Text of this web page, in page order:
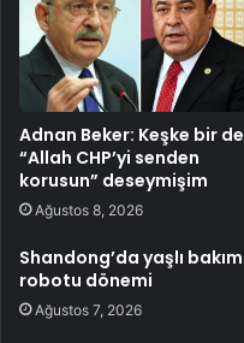
Adnan Beker: Keşke bir de
“Allah CHP’yi senden
korusun” deseymişim
Ağustos 8, 2026
Shandong’da yaşlı bakım
robotu dönemi
Ağustos 7, 2026